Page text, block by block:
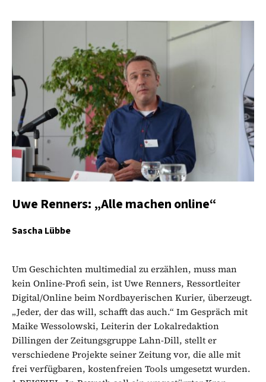
Uwe Renners: „Alle machen online“
Sascha Lübbe
Um Geschichten multimedial zu erzählen, muss man
kein Online-Profi sein, ist Uwe Renners, Ressortleiter
Digital/Online beim Nordbayerischen Kurier, überzeugt.
„Jeder, der das will, schafft das auch.“ Im Gespräch mit
Maike Wessolowski, Leiterin der Lokalredaktion
Dillingen der Zeitungsgruppe Lahn-Dill, stellt er
verschiedene Projekte seiner Zeitung vor, die alle mit
frei verfügbaren, kostenfreien Tools umgesetzt wurden.